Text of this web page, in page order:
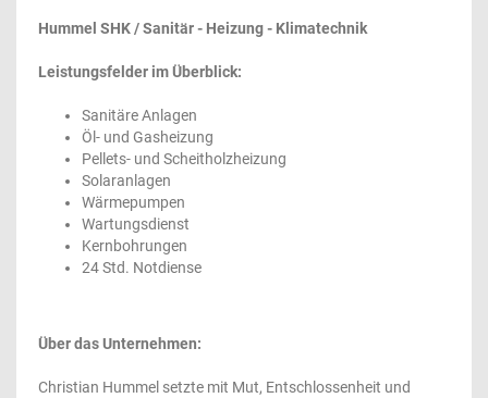
Hummel SHK / Sanitär - Heizung - Klimatechnik
Leistungsfelder im Überblick:
Sanitäre Anlagen
Öl- und Gasheizung
Pellets- und Scheitholzheizung
Solaranlagen
Wärmepumpen
Wartungsdienst
Kernbohrungen
24 Std. Notdiense
Über das Unternehmen:
Christian Hummel setzte mit Mut, Entschlossenheit und